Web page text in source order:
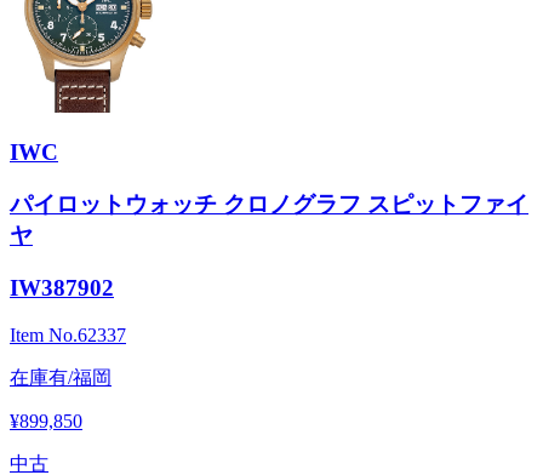
IWC
パイロットウォッチ クロノグラフ スピットファイ
ヤ
IW387902
Item No.62337
在庫有/福岡
¥899,850
中古